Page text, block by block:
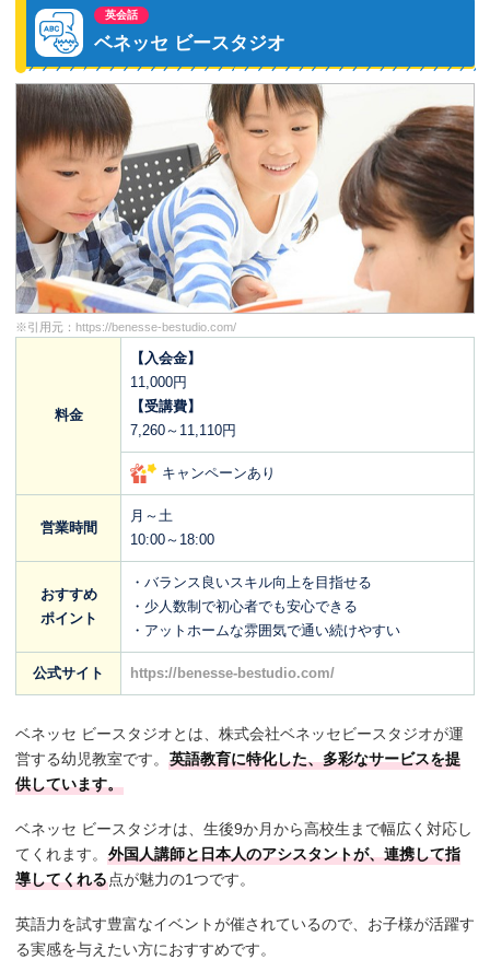
英会話
ベネッセ ビースタジオ
※引用元： https://benesse-bestudio.com/
料金
【入会金】
11,000円
【受講費】
7,260～11,110円
キャンペーンあり
営業時間
月～土
10:00～18:00
おすすめ
ポイント
・バランス良いスキル向上を目指せる
・少人数制で初心者でも安心できる
・アットホームな雰囲気で通い続けやすい
公式サイト https://benesse-bestudio.com/
ベネッセ ビースタジオとは、株式会社ベネッセビースタジオが運
営する幼児教室です。 英語教育に特化した、多彩なサービスを提
供しています。
ベネッセ ビースタジオは、生後9か月から高校生まで幅広く対応し
てくれます。 外国人講師と日本人のアシスタントが、連携して指
導してくれる点が魅力の1つです。
英語力を試す豊富なイベントが催されているので、お子様が活躍す
る実感を与えたい方におすすめです。